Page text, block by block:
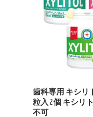
歯科専用 キシリ
粒入 2個 キシリ
不可